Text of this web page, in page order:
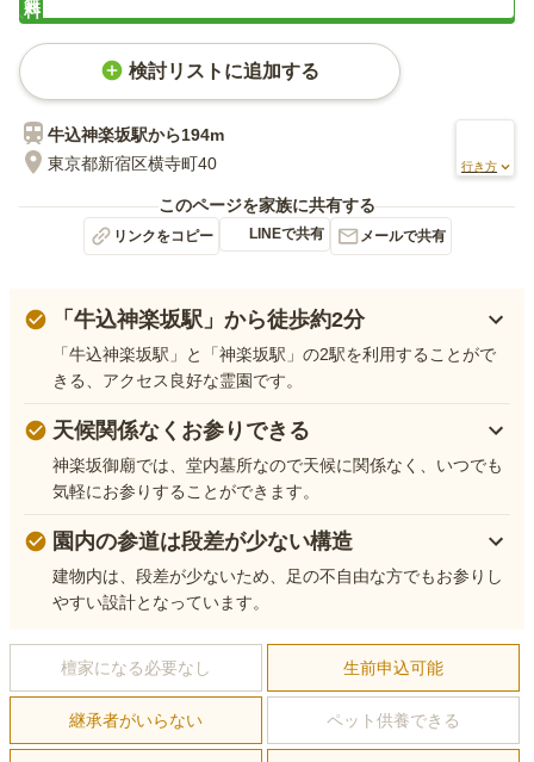
検討リストに追加する
牛込神楽坂駅から194m
東京都新宿区横寺町40
行き方
このページを家族に共有する
リンクをコピー LINEで共有 メールで共有
「牛込神楽坂駅」から徒歩約2分
「牛込神楽坂駅」と「神楽坂駅」の2駅を利用することがで
きる、アクセス良好な霊園です。
天候関係なくお参りできる
神楽坂御廟では、堂内墓所なので天候に関係なく、いつでも
気軽にお参りすることができます。
園内の参道は段差が少ない構造
建物内は、段差が少ないため、足の不自由な方でもお参りし
やすい設計となっています。
檀家になる必要なし 生前申込可能
継承者がいらない ペット供養できる